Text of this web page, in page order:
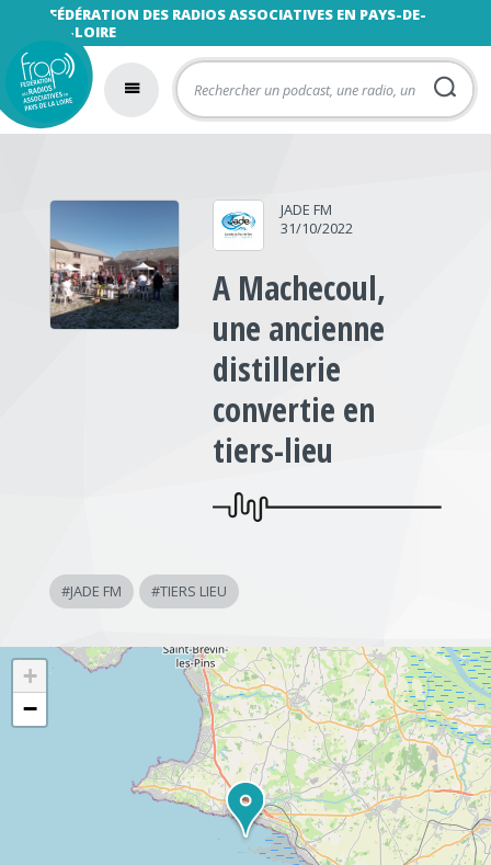
FÉDÉRATION DES RADIOS ASSOCIATIVES EN PAYS-DE-
LA-LOIRE
JADE FM
31/10/2022
A Machecoul,
une ancienne
distillerie
convertie en
tiers-lieu
#JADE FM #TIERS LIEU
+
−